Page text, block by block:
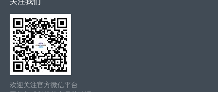
欢迎关注官方微信平台